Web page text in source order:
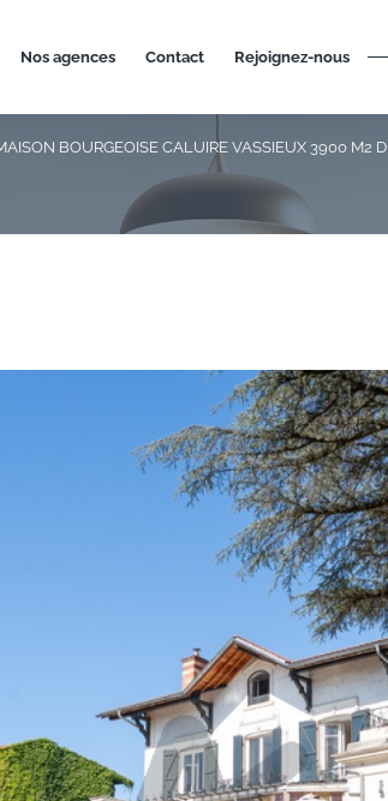
nos agences contact rejoignez-nous
BOURGEOISE CALUIRE VASSIEUX 3900 M2